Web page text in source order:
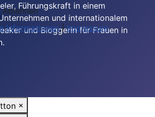
Führungskraft in einem
und internationalem
und Bloggerin für Frauen in
×
Ablehnen
Informationen|Impressum